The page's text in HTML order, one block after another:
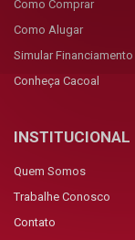
Como Comprar
Como Alugar
Simular Financiamento
Conheça Cacoal
INSTITUCIONAL
Quem Somos
Trabalhe Conosco
Contato